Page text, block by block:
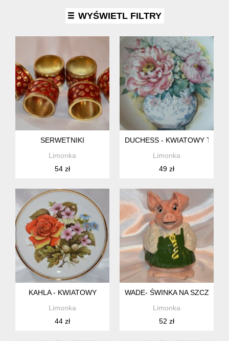
WYŚWIETL FILTRY
SERWETNIKI
Limonka
54 zł
DUCHESS - KWIATOWY
Limonka
49 zł
KAHLA - KWIATOWY
Limonka
44 zł
WADE- ŚWINKA NA
Limonka
52 zł